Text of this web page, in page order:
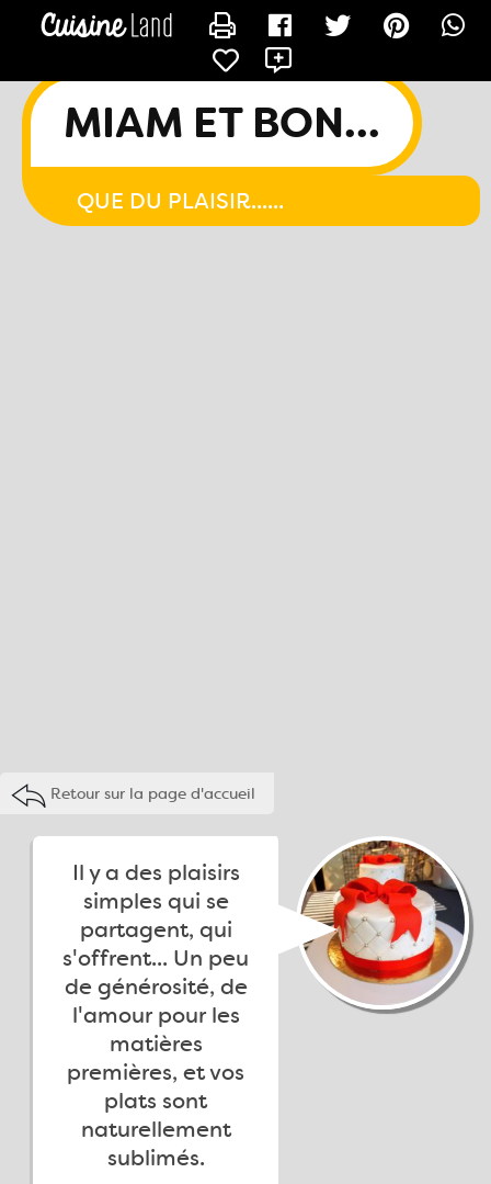
MIAM ET BON...
QUE DU PLAISIR......
Retour sur la page d'accueil
Il y a des plaisirs
simples qui se
partagent, qui
s'offrent... Un peu
de générosité, de
l'amour pour les
matières
premières, et vos
plats sont
naturellement
sublimés.
CONTACTER CHACHA44